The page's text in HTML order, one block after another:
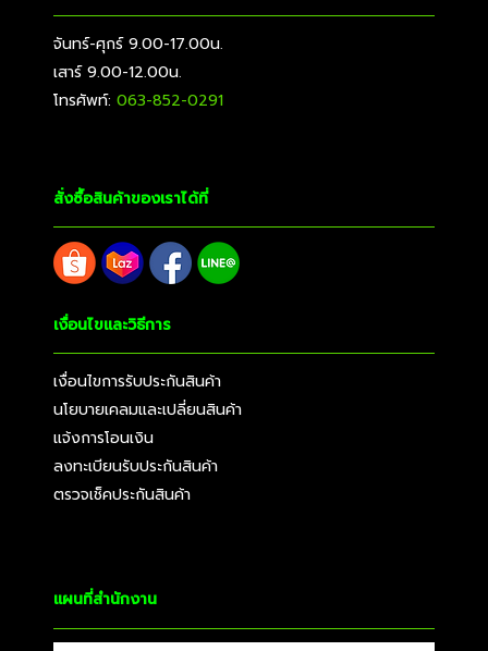
จันทร์-ศุกร์ 9.00-17.00น.
เสาร์ 9.00-12.00น.
โทรศัพท์: 063-852-0291
สั่งซื้อสินค้าของเราได้ที่
เงื่อนไขและวิธีการ
เงื่อนไขการรับประกันสินค้า
นโยบายเคลมและเปลี่ยนสินค้า
แจ้งการโอนเงิน
ลงทะเบียนรับประกันสินค้า
ตรวจเช็คประกันสินค้า
แผนที่สำนักงาน